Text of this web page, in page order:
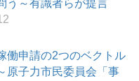
う～有識者らが提言
働申請の2つのベクトル
原子力市民委員会「事